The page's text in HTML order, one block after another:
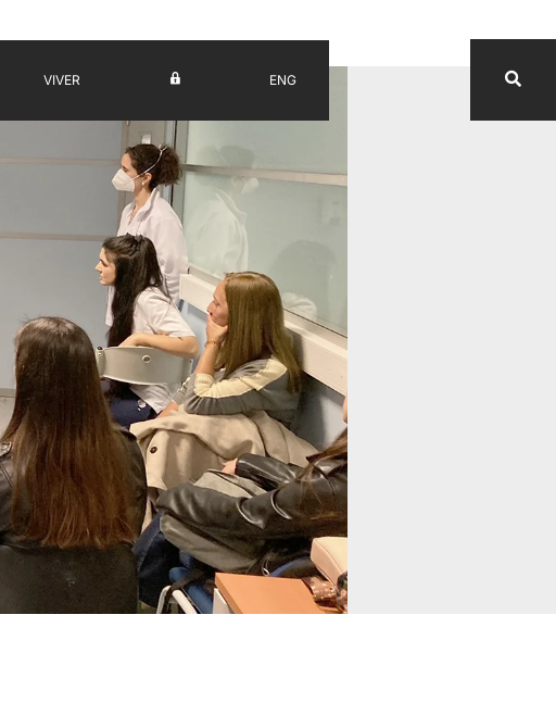
VIVER UV ENG